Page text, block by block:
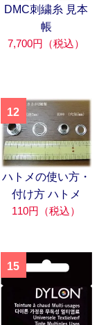
DMC刺繍糸 見本
帳
7,700円（税込）
12
ハトメの使い方・
付け方 ハトメ
110円（税込）
15